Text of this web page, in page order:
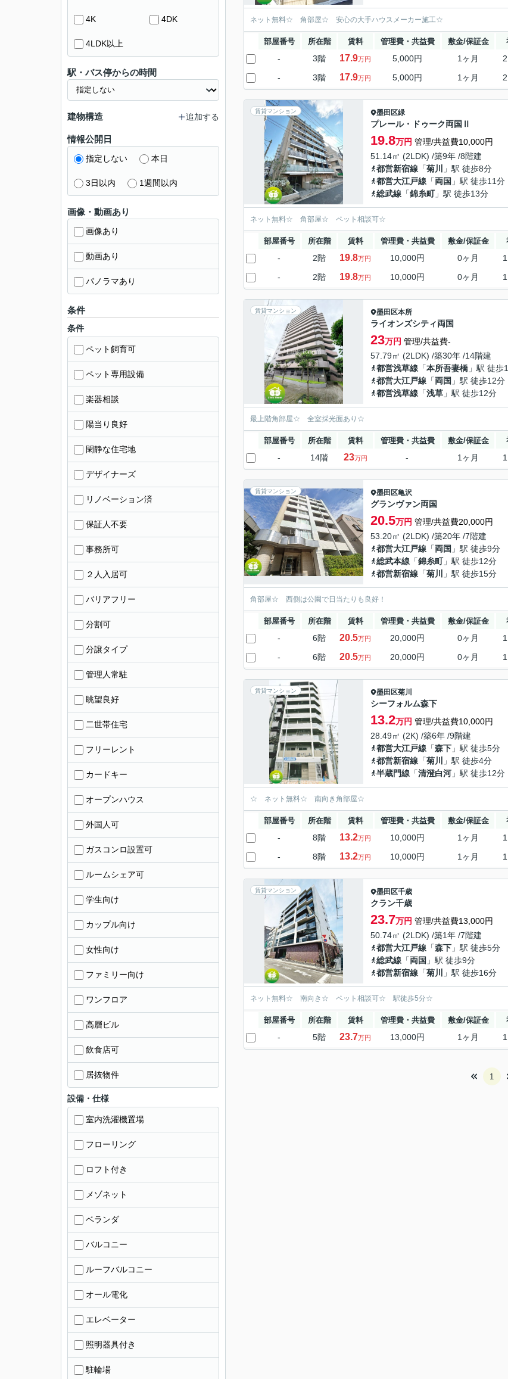
ネット無料☆ 角部屋☆ 安心の大手ハウスメーカー施工☆
部屋番号 所在階 賃料 管理費・共益費 敷金/保証金
- 3階 17.9万円 5,000円 1ヶ月
- 3階 17.9万円 5,000円 1ヶ月
賃貸マンション 墨田区緑
プレール・ドゥーク両国Ⅱ
19.8万円 管理/共益費10,000円
51.14㎡ (2LDK) /築9年 /8階建
都営新宿線 「菊川
」駅 徒歩8分
都営大江戸線 「両国 」駅 徒歩11分
総武線 「錦糸町」駅 徒歩13分
ネット無料☆ 角部屋☆ ペット相談可☆
部屋番号 所在階 賃料 管理費・共益費 敷金/保証金
- 2階 19.8万円 10,000円 0ヶ月
- 2階 19.8万円 10,000円 0ヶ月
賃貸マンション 墨田区本所
ライオンズシティ両国
23万円 管理/共益費-
57.79㎡ (2LDK) /築30年 /14階建
都営浅草線 「本所吾妻橋 」駅 徒歩
都営大江戸線 「両国 」駅 徒歩12分
都営浅草線 「浅草 」駅 徒歩12分
最上階角部屋☆ 全室採光面あり☆
部屋番号 所在階 賃料 管理費・共益費 敷金/保証金
- 14階 23万円 - 1ヶ月
賃貸マンション 墨田区亀沢
グランヴァン両国
20.5万円 管理/共益費20,000円
53.20㎡ (2LDK) /築20年 /7階建
都営大江戸線 「両国 」駅 徒歩9分
総武本線 「錦糸町」駅 徒歩12分
都営新宿線 「菊川 」駅 徒歩15分
角部屋☆ 西側は公園で日当たりも良好！
部屋番号 所在階 賃料 管理費・共益費 敷金/保証金
- 6階 20.5万円 20,000円 0ヶ月
- 6階 20.5万円 20,000円 0ヶ月
賃貸マンション 墨田区菊川
シーフォルム森下
13.2万円 管理/共益費10,000円
28.49㎡ (2K) /築6年 /9階建
都営大江戸線 「森下 」駅 徒歩5分
都営新宿線 「菊川
」駅 徒歩4分
半蔵門線 「清澄白河 」駅 徒歩12分
☆ ネット無料☆ 南向き角部屋☆
部屋番号 所在階 賃料 管理費・共益費 敷金/保証金
- 8階 13.2万円 10,000円 1ヶ月
- 8階 13.2万円 10,000円 1ヶ月
賃貸マンション 墨田区千歳
クラン千歳
23.7万円 管理/共益費13,000円
50.74㎡ (2LDK) /築1年 /7階建
都営大江戸線 「森下 」駅 徒歩5分
総武線 「両国 」駅 徒歩9分
都営新宿線 「菊川 」駅 徒歩16分
ネット無料☆ 南向き☆ ペット相談可☆ 駅徒歩5分☆
部屋番号 所在階 賃料 管理費・共益費 敷金/保証金
- 5階 23.7万円 13,000円 1ヶ月
1
4K 4DK
4LDK以上
駅・バス停からの時間
建物構造 追加する
情報公開日
指定しない 本日
3日以内 1週間以内
画像・動画あり
画像あり
動画あり
パノラマあり
条件
条件
ペット飼育可
ペット専用設備
楽器相談
陽当り良好
閑静な住宅地
デザイナーズ
リノベーション済
保証人不要
事務所可
２人入居可
バリアフリー
分割可
分譲タイプ
管理人常駐
眺望良好
二世帯住宅
フリーレント
カードキー
オープンハウス
外国人可
ガスコンロ設置可
ルームシェア可
学生向け
カップル向け
女性向け
ファミリー向け
ワンフロア
高層ビル
飲食店可
居抜物件
設備・仕様
室内洗濯機置場
フローリング
ロフト付き
メゾネット
ベランダ
バルコニー
ルーフバルコニー
オール電化
エレベーター
照明器具付き
駐輪場